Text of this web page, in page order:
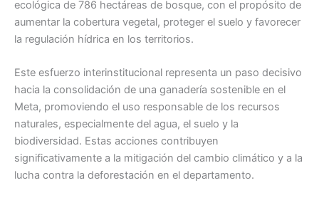
ecológica de 786 hectáreas de bosque, con el propósito de
aumentar la cobertura vegetal, proteger el suelo y favorecer
la regulación hídrica en los territorios.
Este esfuerzo interinstitucional representa un paso decisivo
hacia la consolidación de una ganadería sostenible en el
Meta, promoviendo el uso responsable de los recursos
naturales, especialmente del agua, el suelo y la
biodiversidad. Estas acciones contribuyen
significativamente a la mitigación del cambio climático y a la
lucha contra la deforestación en el departamento.